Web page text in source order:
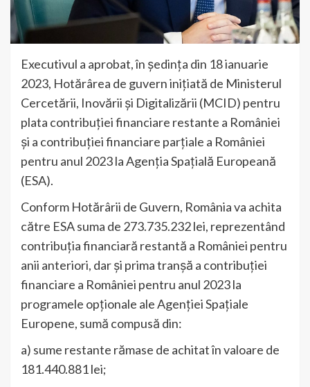
Executivul a aprobat, în ședința din 18 ianuarie
2023, Hotărârea de guvern inițiată de Ministerul
Cercetării, Inovării și Digitalizării (MCID) pentru
plata contribuției financiare restante a României
și a contribuției financiare parțiale a României
pentru anul 2023 la Agenția Spațială Europeană
(ESA).
Conform Hotărârii de Guvern, România va achita
către ESA suma de 273.735.232 lei, reprezentând
contribuția financiară restantă a României pentru
anii anteriori, dar și prima tranșă a contribuției
financiare a României pentru anul 2023 la
programele opționale ale Agenției Spațiale
Europene, sumă compusă din:
a) sume restante rămase de achitat în valoare de
181.440.881 lei;